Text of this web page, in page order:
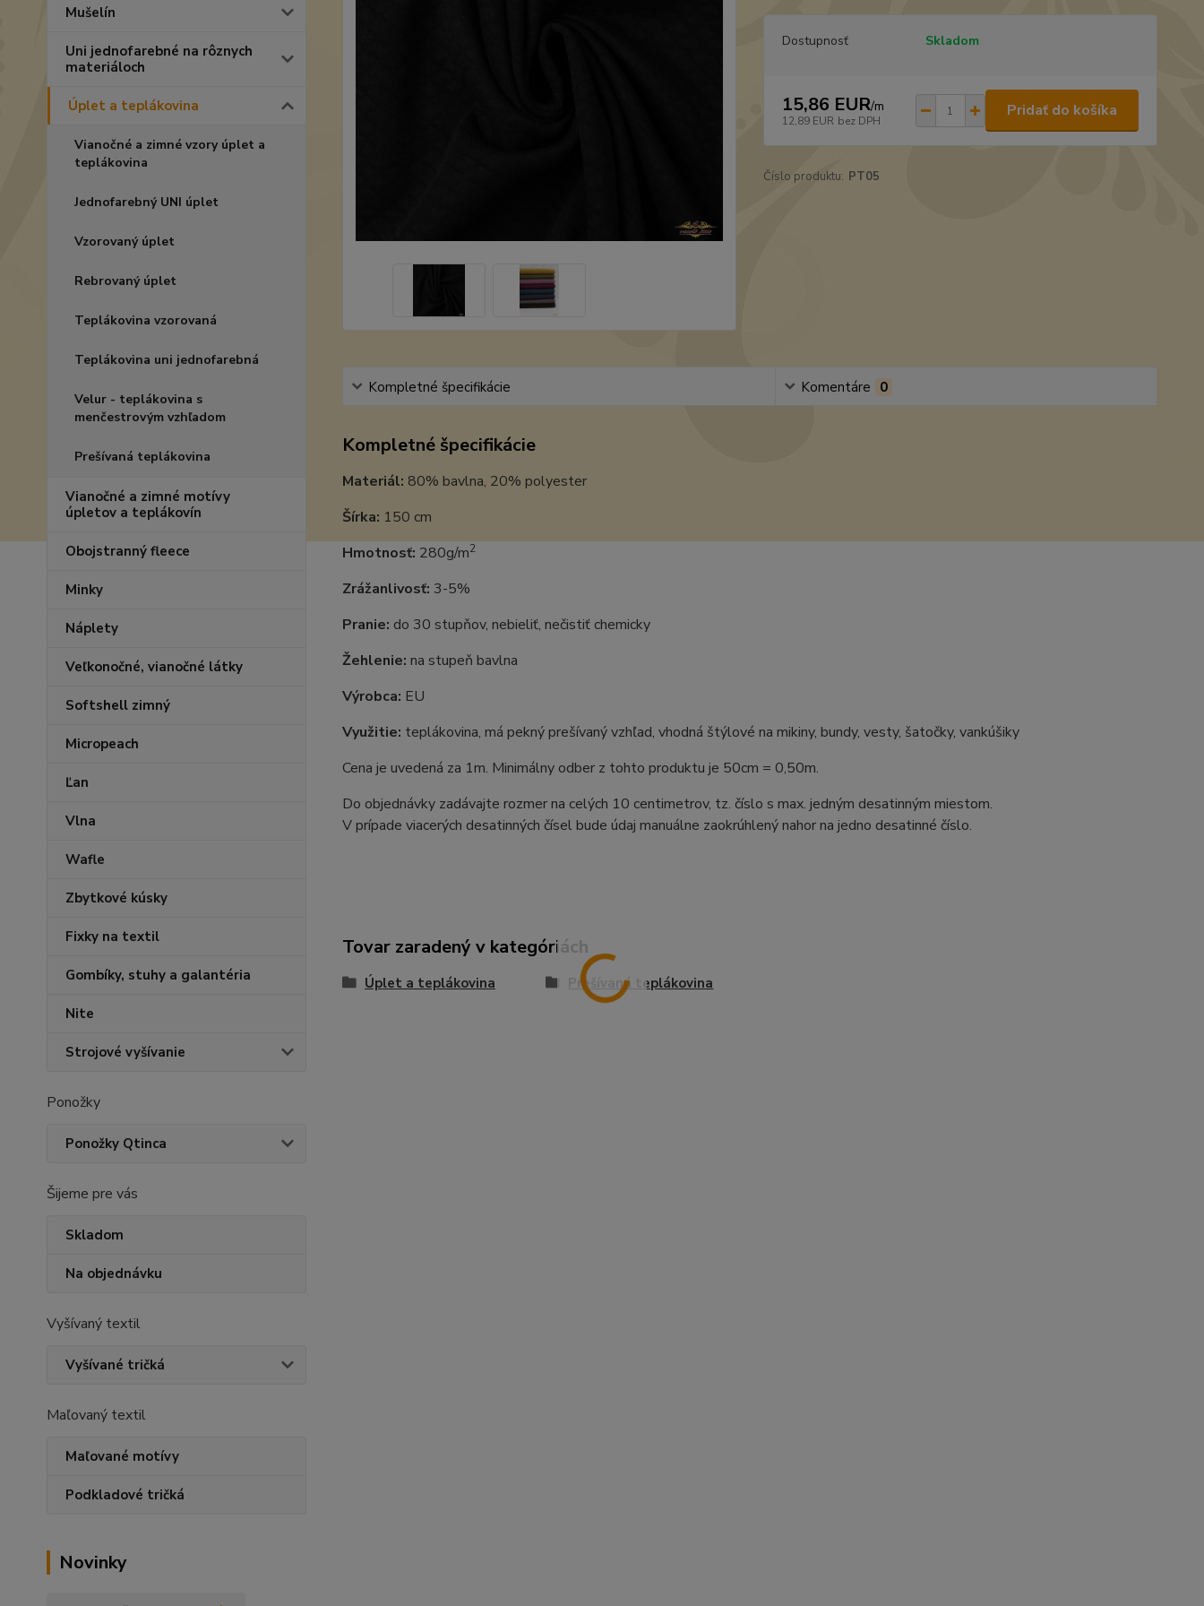
Mušelín
Uni jednofarebné na rôznych
materiáloch
Úplet a teplákovina
Vianočné a zimné vzory úplet a
teplákovina
Jednofarebný UNI úplet
Vzorovaný úplet
Rebrovaný úplet
Teplákovina vzorovaná
Teplákovina uni jednofarebná
Velur - teplákovina s
menčestrovým vzhľadom
Prešívaná teplákovina
Vianočné a zimné motívy
úpletov a teplákovín
Obojstranný fleece
Minky
Náplety
Veľkonočné, vianočné látky
Softshell zimný
Micropeach
Ľan
Vlna
Wafle
Zbytkové kúsky
Fixky na textil
Gombíky, stuhy a galantéria
Nite
Strojové vyšívanie
Ponožky
Ponožky Qtinca
Šijeme pre vás
Skladom
Na objednávku
Vyšívaný textil
Vyšívané tričká
Maľovaný textil
Maľované motívy
Podkladové tričká
Novinky
Dostupnosť Skladom
15,86 EUR/m
12,89 EUR bez DPH
Pridať do košíka
Číslo produktu: PT05
Kompletné špecifikácie Komentáre 0
Kompletné špecifikácie
Materiál: 80% bavlna, 20% polyester
Šírka: 150 cm
Hmotnosť: 280g/m2
Zrážanlivosť: 3-5%
Pranie: do 30 stupňov, nebieliť, nečistiť chemicky
Žehlenie: na stupeň bavlna
Výrobca: EU
Využitie: teplákovina, má pekný prešívaný vzhľad, vhodná štýlové na mikiny, bundy, vesty, šatočky, vankúšiky
Cena je uvedená za 1m. Minimálny odber z tohto produktu je 50cm = 0,50m.
Do objednávky zadávajte rozmer na celých 10 centimetrov, tz. číslo s max. jedným desatinným miestom.
V prípade viacerých desatinných čísel bude údaj manuálne zaokrúhlený nahor na jedno desatinné číslo.
Tovar zaradený v kategóriách
Úplet a teplákovina Prešívaná teplákovina